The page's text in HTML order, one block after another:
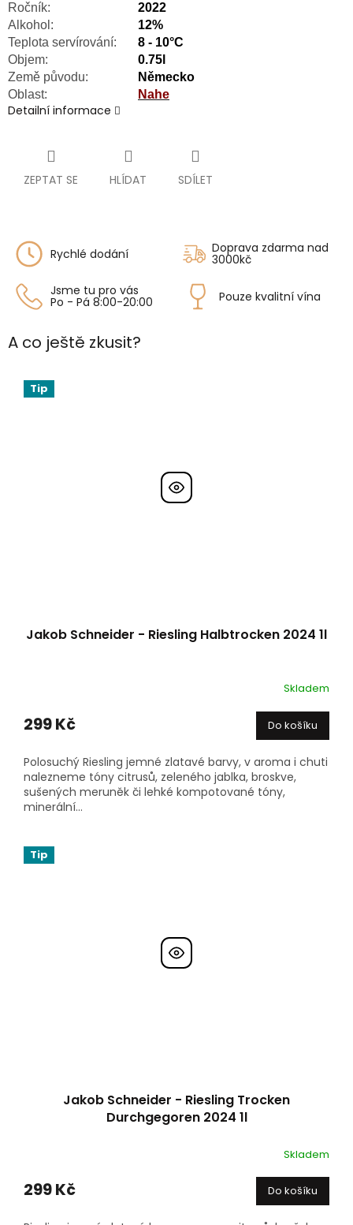
Ročník:
2022
Alkohol:
12%
Teplota servírování:
8 - 10°C
Objem:
0.75l
Země původu:
Německo
Oblast:
Nahe
Detailní informace
ZEPTAT SE HLÍDAT SDÍLET
Rychlé dodání Doprava zdarma nad
3000kč
Jsme tu pro vás
Po - Pá 8:00-20:00 Pouze kvalitní vína
A co ještě zkusit?
Tip
Jakob Schneider - Riesling Halbtrocken 2024 1l
Skladem
299 Kč Do košíku
Polosuchý Riesling jemné zlatavé barvy, v aroma i chuti
nalezneme tóny citrusů, zeleného jablka, broskve,
sušených meruněk či lehké kompotované tóny,
minerální...
Tip
Jakob Schneider - Riesling Trocken
Durchgegoren 2024 1l
Skladem
299 Kč Do košíku